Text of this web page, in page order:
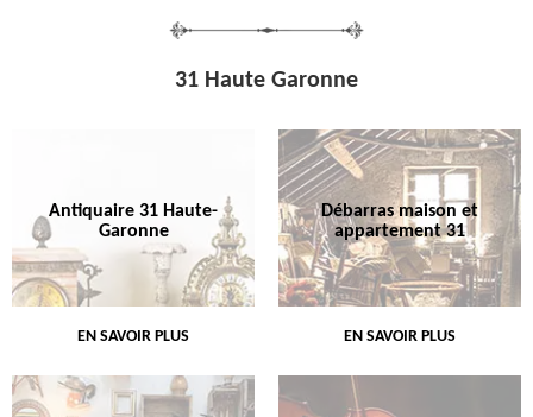
31 Haute Garonne
Antiquaire 31 Haute-
Garonne
EN SAVOIR PLUS
Débarras maison et
appartement 31
EN SAVOIR PLUS